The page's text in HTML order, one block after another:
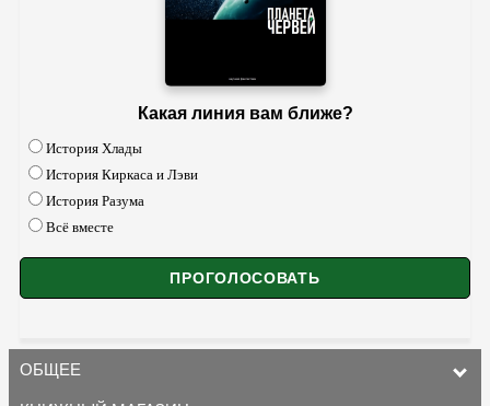
Какая линия вам ближе?
История Хлады
История Киркаса и Лэви
История Разума
Всё вместе
ОБЩЕЕ